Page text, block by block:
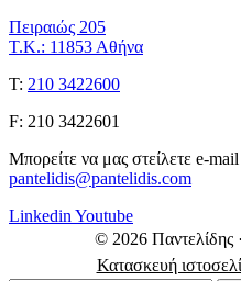
Πειραιώς 205
Τ.Κ.: 11853 Αθήνα
Τ: 210 3422600
F: 210 3422601
Μπορείτε να μας στείλετε e-
pantelidis@pantelidis.com
Linkedin Youtube
© 2026 Παντελίδης
Κατασκευή